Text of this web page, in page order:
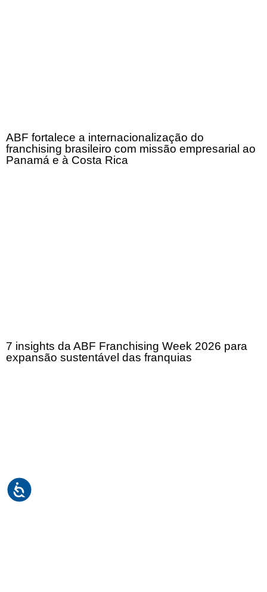
ABF fortalece a internacionalização do
franchising brasileiro com missão empresarial ao
Panamá e à Costa Rica
7 insights da ABF Franchising Week 2026 para
expansão sustentável das franquias